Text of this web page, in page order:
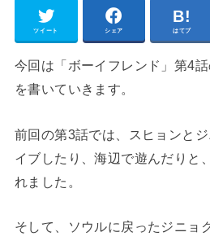
ツイート シェア はてブ
今回は「ボーイフレンド」第4
を書いていきます。
前回の第3話では、スヒョンと
イブしたり、海辺で遊んだりと
れました。
そして、ソウルに戻ったジニョ